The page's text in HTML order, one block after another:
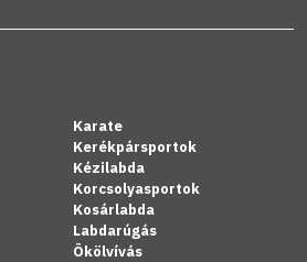
Karate
Kerékpársportok
Kézilabda
Korcsolyasportok
Kosárlabda
Labdarúgás
Ökölvívás